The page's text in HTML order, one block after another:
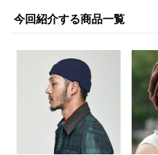
今回紹介する商品一覧